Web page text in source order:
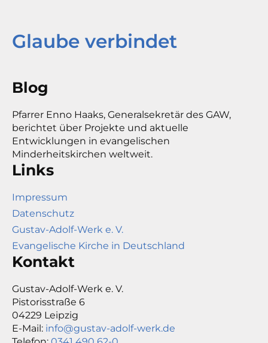
Glaube verbindet
Blog
Pfarrer Enno Haaks, Generalsekretär des GAW,
berichtet über Projekte und aktuelle
Entwicklungen in evangelischen
Minderheitskirchen weltweit.
Links
Impressum
Datenschutz
Gustav-Adolf-Werk e. V.
Evangelische Kirche in Deutschland
Kontakt
Gustav-Adolf-Werk e. V.
Pistorisstraße 6
04229 Leipzig
E-Mail: info@gustav-adolf-werk.de